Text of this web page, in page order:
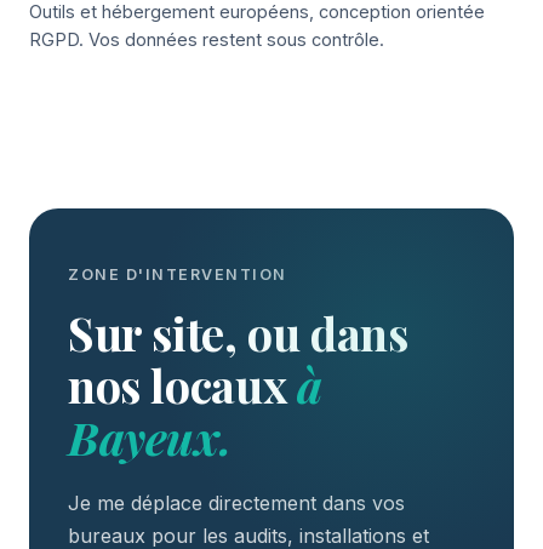
Outils et hébergement européens, conception orientée
RGPD. Vos données restent sous contrôle.
ZONE D'INTERVENTION
Sur site, ou dans
nos locauxà
Bayeux.
Je me déplace directement dans vos
bureaux pour les audits, installations et